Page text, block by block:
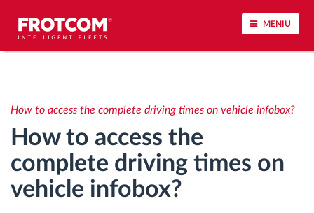
MENIU
Analiza stilului de condus
Monitorizarea timpilor de conducere
Workforce management
How to access the complete driving times on vehicle infobox?
How to access the
complete driving times on
vehicle infobox?